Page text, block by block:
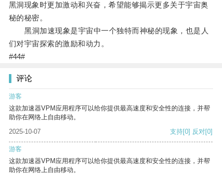
黑洞现象时更加激动和兴奋，希望能够揭示更多关于宇宙奥
秘的秘密。
黑洞加速现象是宇宙中一个独特而神秘的现象，也是人
们对宇宙探索的激励和动力。
#44#
评论
游客
这款加速器VPM应用程序可以给你提供最高速度和安全性的连接，并帮
助你在网络上自由移动。
2025-10-07
支持[0] 反对[0]
游客
这款加速器VPM应用程序可以给你提供最高速度和安全性的连接，并帮
助你在网络上自由移动。